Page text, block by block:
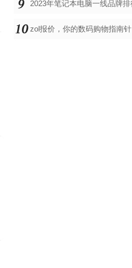
zol报价，你的数码购物指南针